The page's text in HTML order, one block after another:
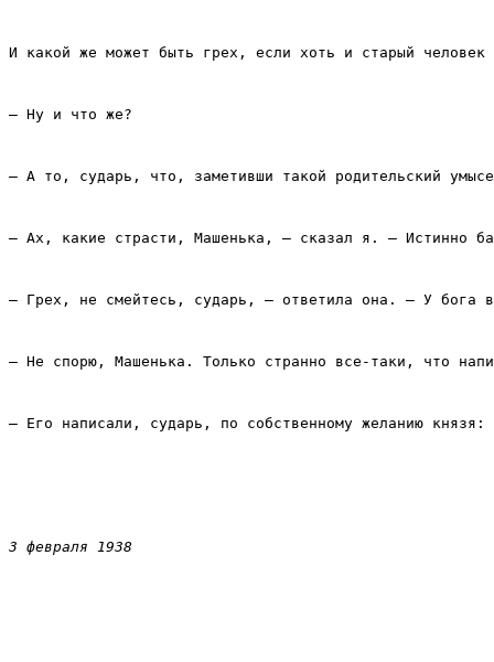
И какой же может быть грех, если хоть и старый
– Ну и что же?
– А то, сударь, что, заметивши такой родительский
– Ах, какие страсти, Машенька, – сказал я. – Истинно
– Грех, не смейтесь, сударь, – ответила она. – У бога
– Не спорю, Машенька. Только странно все‑таки, что
– Его написали, сударь, по собственному желанию
3 февраля 1938